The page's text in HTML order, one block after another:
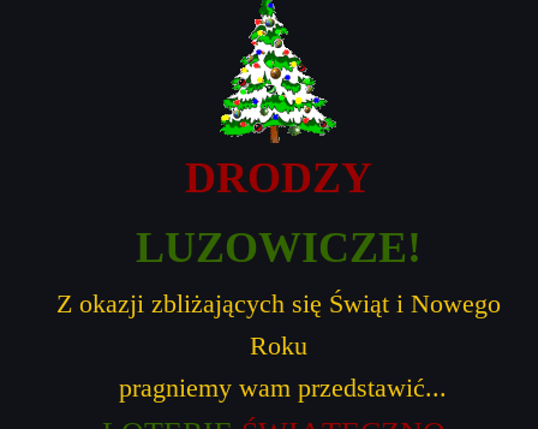
DRODZY
LUZOWICZE!
Z okazji zbliżających się Świąt i Nowego
Roku
pragniemy wam przedstawić...